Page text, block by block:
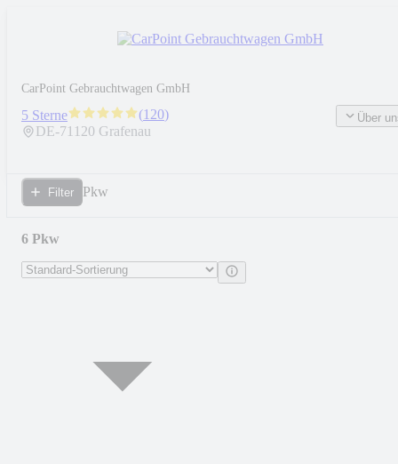
CarPoint Gebrauchtwagen GmbH
5 Sterne (120)
DE-71120 Grafenau
Über
Filter Pkw
6 Pkw